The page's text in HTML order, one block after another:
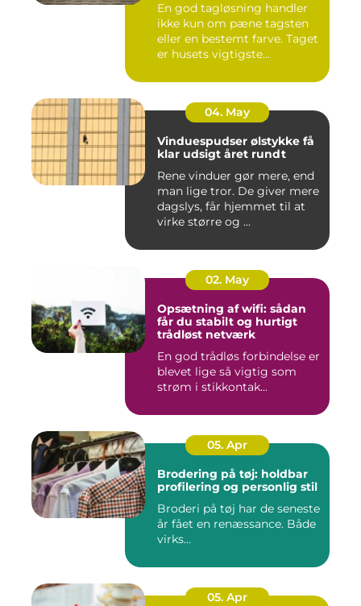
En god tagløsning handler
ikke kun om pæne tagsten
eller en bestemt farve. Taget
er husets vigtigste...
04. May
Vinduespudser ølstykke få
klar udsigt året rundt
Rene vinduer gør mere, end
man lige tror. De giver mere
dagslys, får hjemmet til at
virke større og ...
02. May
Opsætning af wifi: sådan
får du stabilt og hurtigt
trådløst netværk
En god trådløs forbindelse er
blevet lige så vigtig som
strøm i stikkontak...
05. Apr
Brodering på tøj: holdbar
profilering og personlig stil
Broderi på tøj har de seneste
år fået en renæssance. Både
virks...
05. Apr